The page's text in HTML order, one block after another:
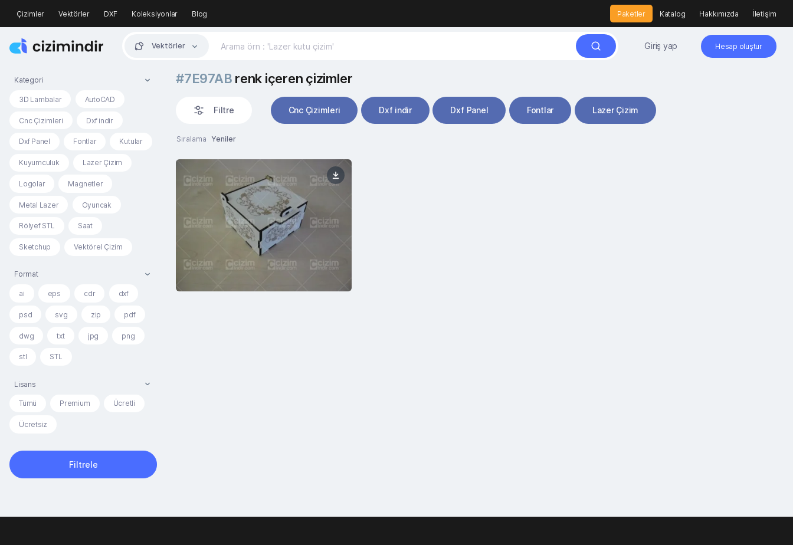
Çizimler Vektörler DXF Koleksiyonlar Blog Paketler Katalog Hakkımızda İletişim
Vektörler Giriş yap Hesap oluştur
Kategori
3D Lambalar AutoCAD
Cnc Çizimleri Dxf indir
Dxf Panel Fontlar Kutular
Kuyumculuk Lazer Çizim
Logolar Magnetler
Metal Lazer Oyuncak
Rölyef STL Saat
Sketchup Vektörel Çizim
Format
ai eps cdr dxf
psd svg zip pdf
dwg txt jpg png
stl STL
Lisans
Tümü Premium Ücretli
Ücretsiz
Filtrele
#7E97AB renk içeren çizimler
Filtre Cnc Çizimleri Dxf indir Dxf Panel Fontlar Lazer Çizim
Sıralama Yeniler